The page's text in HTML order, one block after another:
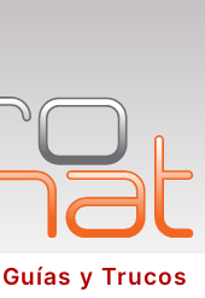
Guías y Trucos